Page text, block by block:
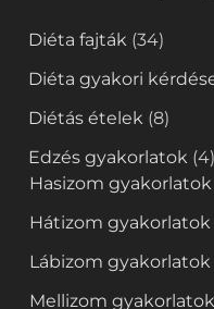
Diéta fajták (34)
Diéta gyakori
Diétás ételek (8)
Edzés gyakorlatok (4)
Hasizom gyakorlatok
Hátizom gyakorlatok
Lábizom gyakorlatok
Mellizom gyakorlatok